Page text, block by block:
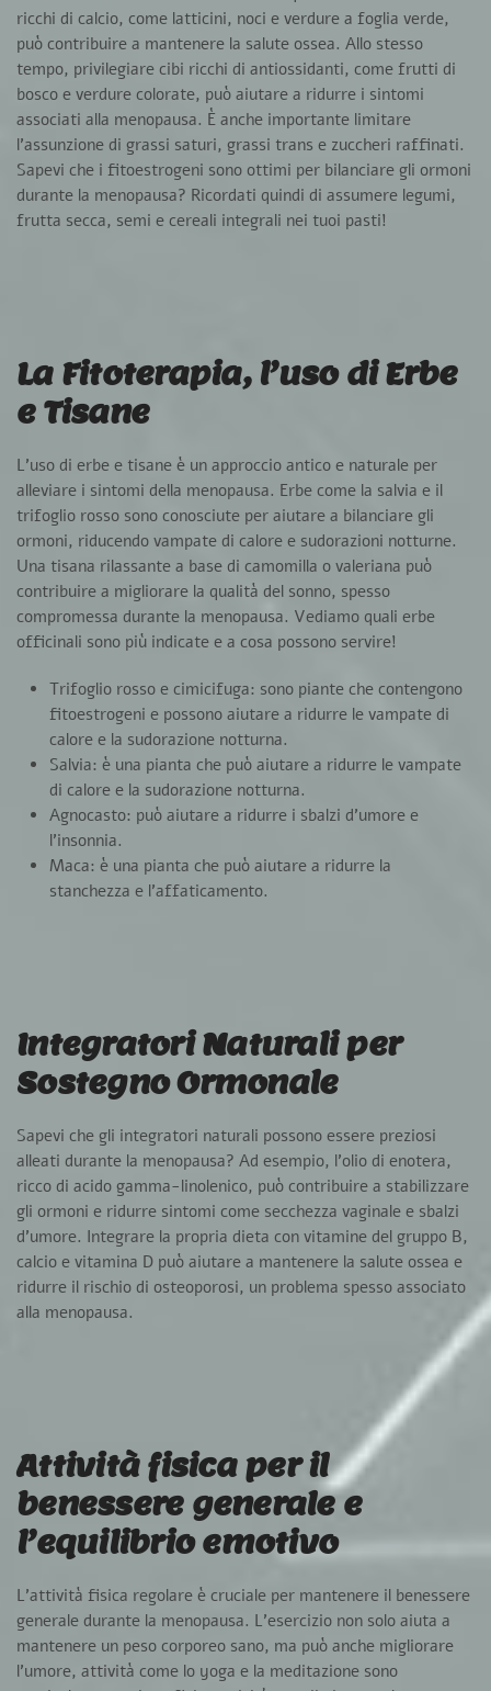
ricchi di calcio, come latticini, noci e verdure a foglia verde,
può contribuire a mantenere la salute ossea. Allo stesso
tempo, privilegiare cibi ricchi di antiossidanti, come frutti di
bosco e verdure colorate, può aiutare a ridurre i sintomi
associati alla menopausa. È anche importante limitare
l’assunzione di grassi saturi, grassi trans e zuccheri raffinati.
Sapevi che i fitoestrogeni sono ottimi per bilanciare gli ormoni
durante la menopausa? Ricordati quindi di assumere legumi,
frutta secca, semi e cereali integrali nei tuoi pasti!
La Fitoterapia, l’uso di Erbe
e Tisane
L’uso di erbe e tisane è un approccio antico e naturale per
alleviare i sintomi della menopausa. Erbe come la salvia e il
trifoglio rosso sono conosciute per aiutare a bilanciare gli
ormoni, riducendo vampate di calore e sudorazioni notturne.
Una tisana rilassante a base di camomilla o valeriana può
contribuire a migliorare la qualità del sonno, spesso
compromessa durante la menopausa. Vediamo quali erbe
officinali sono più indicate e a cosa possono servire!
Trifoglio rosso e cimicifuga: sono piante che contengono
fitoestrogeni e possono aiutare a ridurre le vampate di
calore e la sudorazione notturna.
Salvia: è una pianta che può aiutare a ridurre le vampate
di calore e la sudorazione notturna.
Agnocasto: può aiutare a ridurre i sbalzi d’umore e
l’insonnia.
Maca: è una pianta che può aiutare a ridurre la
stanchezza e l’affaticamento.
Integratori Naturali per
Sostegno Ormonale
Sapevi che gli integratori naturali possono essere preziosi
alleati durante la menopausa? Ad esempio, l’olio di enotera,
ricco di acido gamma-linolenico, può contribuire a stabilizzare
gli ormoni e ridurre sintomi come secchezza vaginale e sbalzi
d’umore. Integrare la propria dieta con vitamine del gruppo B,
calcio e vitamina D può aiutare a mantenere la salute ossea e
ridurre il rischio di osteoporosi, un problema spesso associato
alla menopausa.
Attività fisica per il
benessere generale e
l’equilibrio emotivo
L’attività fisica regolare è cruciale per mantenere il benessere
generale durante la menopausa. L’esercizio non solo aiuta a
mantenere un peso corporeo sano, ma può anche migliorare
l’umore, attività come lo yoga e la meditazione sono